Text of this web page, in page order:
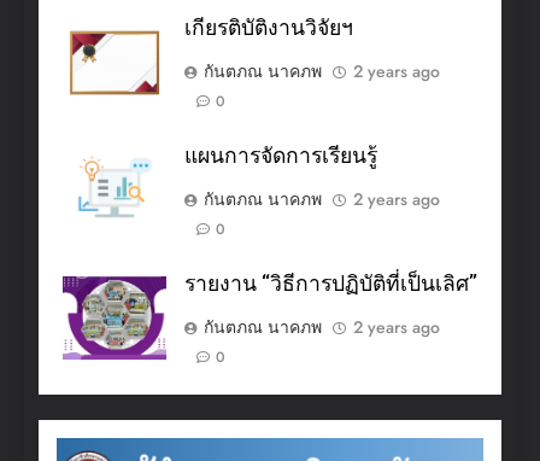
เกียรติบัติงานวิจัยฯ
กันตภณ นาคภพ
2 years ago
0
แผนการจัดการเรียนรู้
กันตภณ นาคภพ
2 years ago
0
รายงาน “วิธีการปฏิบัติที่เป็นเลิศ”
กันตภณ นาคภพ
2 years ago
0